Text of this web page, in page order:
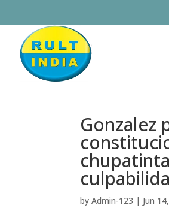
Gonzalez
byAdmin-123 | Jun